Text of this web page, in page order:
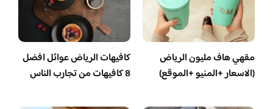
مقهي هاف مليون الرياض
(الاسعار +المنيو +الموقع)
كافيهات الرياض عوائل افضل
8 كافيهات من تجارب الناس